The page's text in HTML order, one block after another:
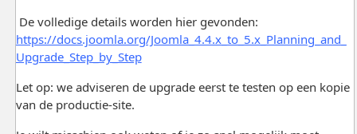
De volledige details worden hier gevonden:
https://docs.joomla.org/Joomla_4.4.x_to_5.x_Planning_and_
Upgrade_Step_by_Step
Let op: we adviseren de upgrade eerst te testen op een kopie
van de productie-site.